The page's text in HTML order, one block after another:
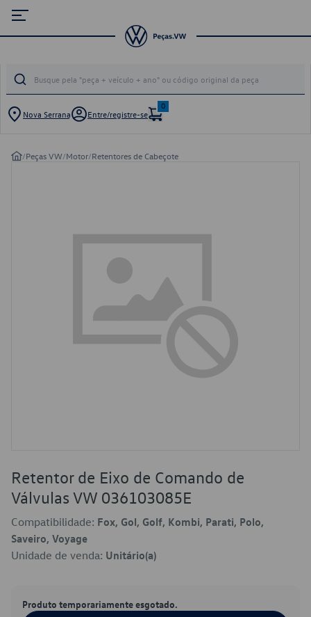
Nova Serrana Entre/registre-se
0
/Peças VW/Motor/Retentores de Cabeçote
Retentor de Eixo de Comando de
Válvulas VW 036103085E
Compatibilidade: Fox, Gol, Golf, Kombi, Parati, Polo,
Saveiro, Voyage
Unidade de venda: Unitário(a)
Produto temporariamente esgotado.